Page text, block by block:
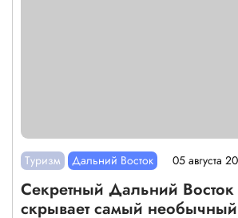
Туризм Дальний Восток 05 августа
Секретный Дальний
скрывает самый